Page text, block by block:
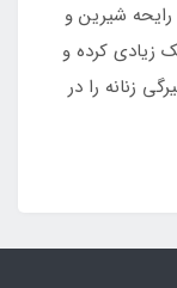
رایحه‌ شیرین و
زیادی کرده و
زنانه را در